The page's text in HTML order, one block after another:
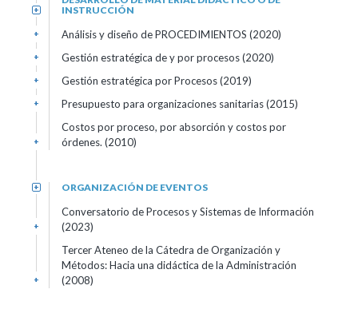
INSTRUCCIÓN
+
Análisis y diseño de PROCEDIMIENTOS (2020)
+
Gestión estratégica de y por procesos (2020)
+
Gestión estratégica por Procesos (2019)
+
Presupuesto para organizaciones sanitarias (2015)
+
Costos por proceso, por absorción y costos por
órdenes. (2010)
+
ORGANIZACIÓN DE EVENTOS
+
Conversatorio de Procesos y Sistemas de Información
(2023)
+
Tercer Ateneo de la Cátedra de Organización y
Métodos: Hacia una didáctica de la Administración
(2008)
+